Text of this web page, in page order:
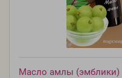
Масло амлы (эмблики)